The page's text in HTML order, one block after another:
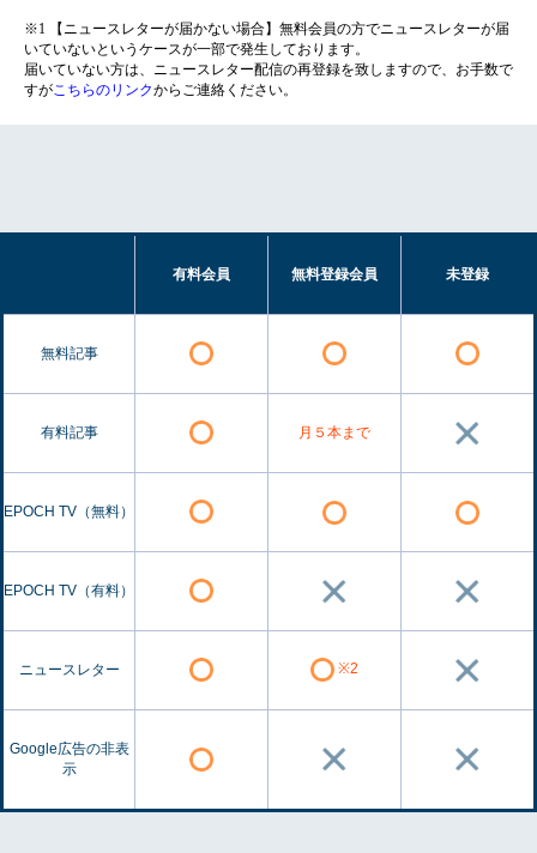
※1 【ニュースレターが届かない場合】無料会員の方でニュースレターが届
いていないというケースが一部で発生しております。
届いていない方は、ニュースレター配信の再登録を致しますので、お手数で
すがこちらのリンクからご連絡ください。
有料会員 無料登録会員 未登録
無料記事
有料記事 月５本まで
EPOCH TV（無料）
EPOCH TV（有料）
ニュースレター ※2
Google広告の非表
示